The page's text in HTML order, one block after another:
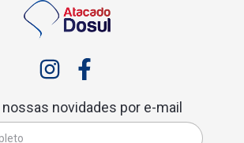
novidades por e-mail